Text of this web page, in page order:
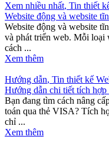
Xem nhiều nhất, Tin thiết
Website động và website
Website động và website
và phát triển web. Mỗi loại
cách ...
Xem thêm
Hướng dẫn, Tin thiết kế
Hướng dẫn chi tiết tích
Bạn đang tìm cách nâng
toán qua thẻ VISA? Tích
chỉ ...
Xem thêm